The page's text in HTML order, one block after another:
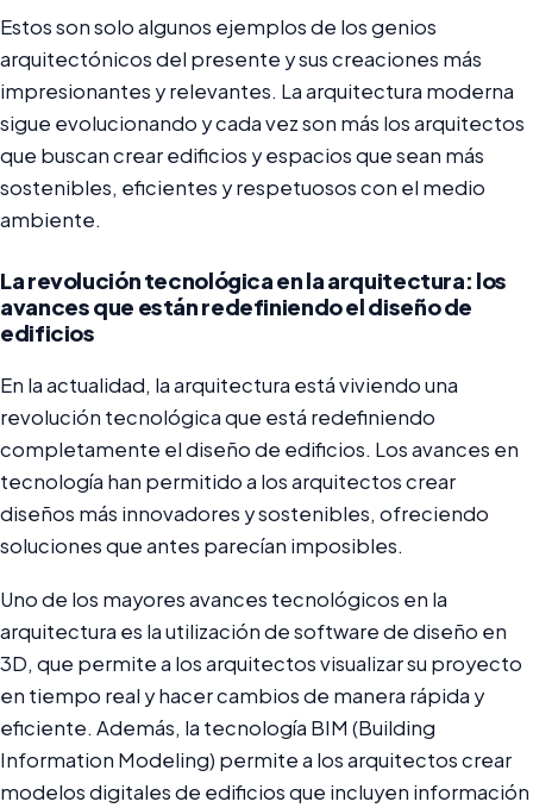
Estos son solo algunos ejemplos de los genios
arquitectónicos del presente y sus creaciones más
impresionantes y relevantes. La arquitectura moderna
sigue evolucionando y cada vez son más los arquitectos
que buscan crear edificios y espacios que sean más
sostenibles, eficientes y respetuosos con el medio
ambiente.
La revolución tecnológica en la arquitectura: los
avances que están redefiniendo el diseño de
edificios
En la actualidad, la arquitectura está viviendo una
revolución tecnológica que está redefiniendo
completamente el diseño de edificios. Los avances en
tecnología han permitido a los arquitectos crear
diseños más innovadores y sostenibles, ofreciendo
soluciones que antes parecían imposibles.
Uno de los mayores avances tecnológicos en la
arquitectura es la utilización de software de diseño en
3D, que permite a los arquitectos visualizar su proyecto
en tiempo real y hacer cambios de manera rápida y
eficiente. Además, la tecnología BIM (Building
Information Modeling) permite a los arquitectos crear
modelos digitales de edificios que incluyen información